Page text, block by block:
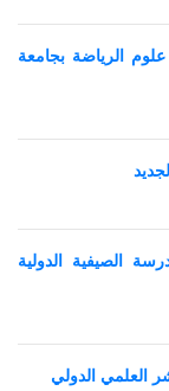
علوم الرياضة بجامعة
الصيفية الدولية
العلمي الدولي